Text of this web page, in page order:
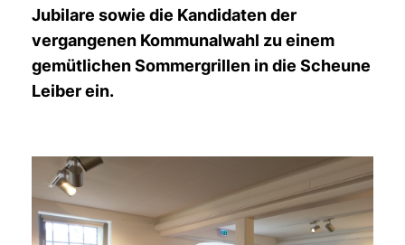
Jubilare sowie die Kandidaten der
vergangenen Kommunalwahl zu einem
gemütlichen Sommergrillen in die Scheune
Leiber ein.